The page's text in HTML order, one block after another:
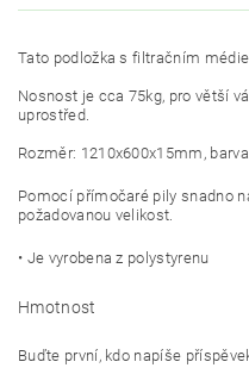
Tato podložka s filtračním
Nosnost je cca 75kg, pro větší
uprostřed.
Rozměr: 1210x600x15mm, barva
Pomocí přímočaré pily snadno
požadovanou velikost.
• Je vyrobena z polystyrenu
Hmotnost
Buďte první, kdo napíše